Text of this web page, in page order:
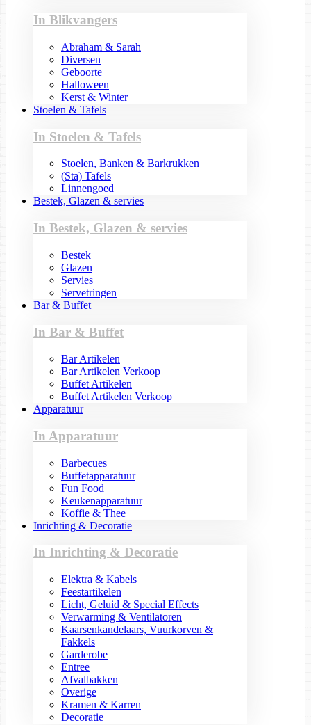
In Blikvangers
Abraham & Sarah
Diversen
Geboorte
Halloween
Kerst & Winter
Stoelen & Tafels
In Stoelen & Tafels
Stoelen, Banken & Barkrukken
(Sta) Tafels
Linnengoed
Bestek, Glazen & servies
In Bestek, Glazen & servies
Bestek
Glazen
Servies
Servetringen
Bar & Buffet
In Bar & Buffet
Bar Artikelen
Bar Artikelen Verkoop
Buffet Artikelen
Buffet Artikelen Verkoop
Apparatuur
In Apparatuur
Barbecues
Buffetapparatuur
Fun Food
Keukenapparatuur
Koffie & Thee
Inrichting & Decoratie
In Inrichting & Decoratie
Elektra & Kabels
Feestartikelen
Licht, Geluid & Special Effects
Verwarming & Ventilatoren
Kaarsenkandelaars, Vuurkorven &
Fakkels
Garderobe
Entree
Afvalbakken
Overige
Kramen & Karren
Decoratie